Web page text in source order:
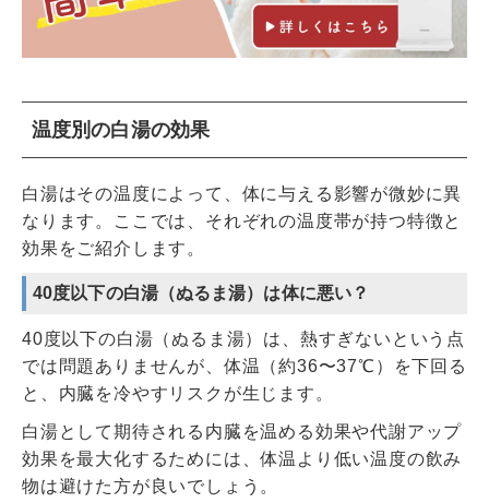
温度別の白湯の効果
白湯はその温度によって、体に与える影響が微妙に異
なります。ここでは、それぞれの温度帯が持つ特徴と
効果をご紹介します。
40度以下の白湯（ぬるま湯）は体に悪い？
40度以下の白湯（ぬるま湯）は、熱すぎないという点
では問題ありませんが、体温（約36〜37℃）を下回る
と、内臓を冷やすリスクが生じます。
白湯として期待される内臓を温める効果や代謝アップ
効果を最大化するためには、体温より低い温度の飲み
物は避けた方が良いでしょう。